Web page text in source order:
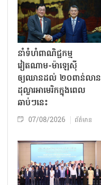
នាំទំហំពាណិជ្ជកម្ម
វៀតណាម-ម៉ាឡេស៊ី
ឲ្យឈានដល់ ២០ពាន់លាន
ដុល្លារអាមេរិកក្នុងពេល
ឆាប់ៗនេះ
07/08/2026 ព័ត៌មាន